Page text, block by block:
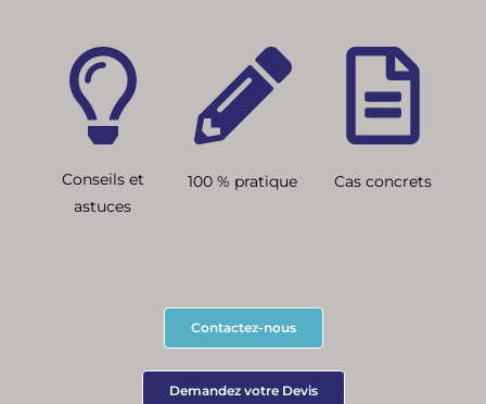
Conseils et
astuces
100 % pratique Cas concrets
Contactez-nous
Demandez votre Devis